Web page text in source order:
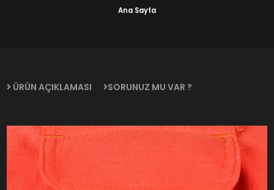
Ana Sayfa
ÜRÜN AÇIKLAMASI SORUNUZ MU VAR ?